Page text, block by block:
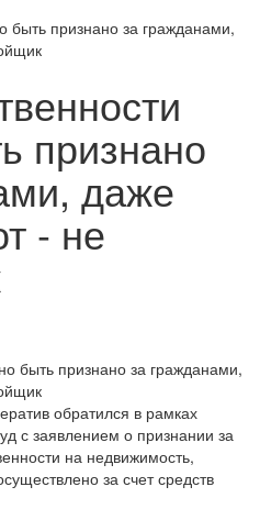
быть признано за гражданами,
признано
даже
- не
обратился в рамках
с заявлением о признании за
на недвижимость,
за счет средств